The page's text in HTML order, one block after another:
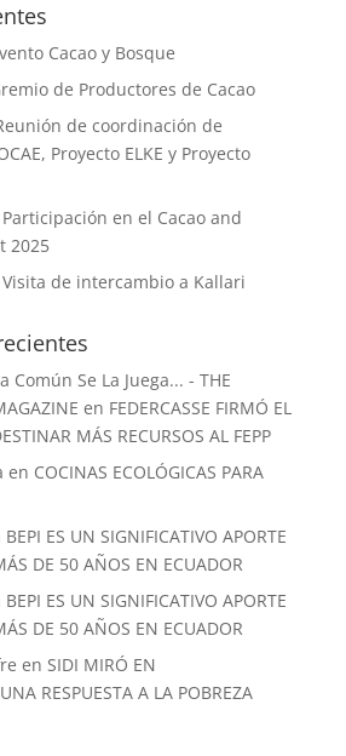
Cacao y Bosque
de Productores de Cacao
de coordinación de
Proyecto ELKE y Proyecto
en el Cacao and
2025
de intercambio a Kallari
Común Se La Juega... - THE
en FEDERCASSE FIRMÓ EL
MÁS RECURSOS AL FEPP
en COCINAS ECOLÓGICAS PARA
BEPI ES UN SIGNIFICATIVO APORTE
DE 50 AÑOS EN ECUADOR
BEPI ES UN SIGNIFICATIVO APORTE
DE 50 AÑOS EN ECUADOR
en SIDI MIRÓ EN
RESPUESTA A LA POBREZA